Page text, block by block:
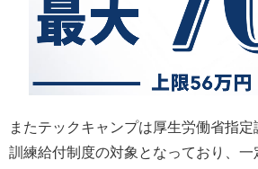
またテックキャンプは厚生労働省指
訓練給付制度の対象となっており、一